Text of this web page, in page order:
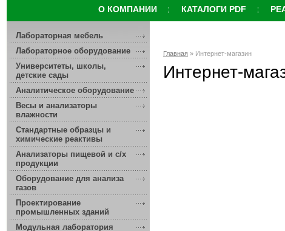
О КОМПАНИИ КАТАЛОГИ PDF
Главная » Интернет-магазин
Интернет-
Лабораторная мебель
Лабораторное оборудование
Университеты, школы,
детские сады
Аналитическое оборудование
Весы и анализаторы
влажности
Стандартные образцы и
химические реактивы
Анализаторы пищевой и с/х
продукции
Оборудование для анализа
газов
Проектирование
промышленных зданий
Модульная лаборатория